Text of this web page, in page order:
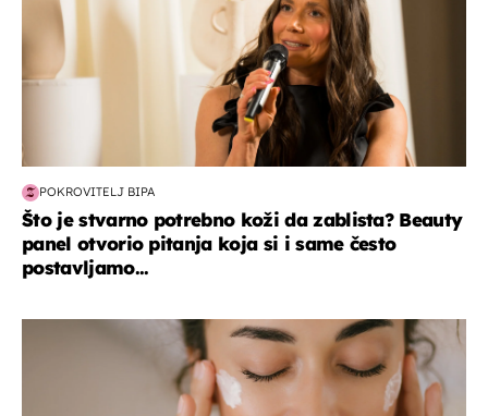
POKROVITELJ BIPA
Što je stvarno potrebno koži da zablista? Beauty
panel otvorio pitanja koja si i same često
postavljamo...
moda & ljepota